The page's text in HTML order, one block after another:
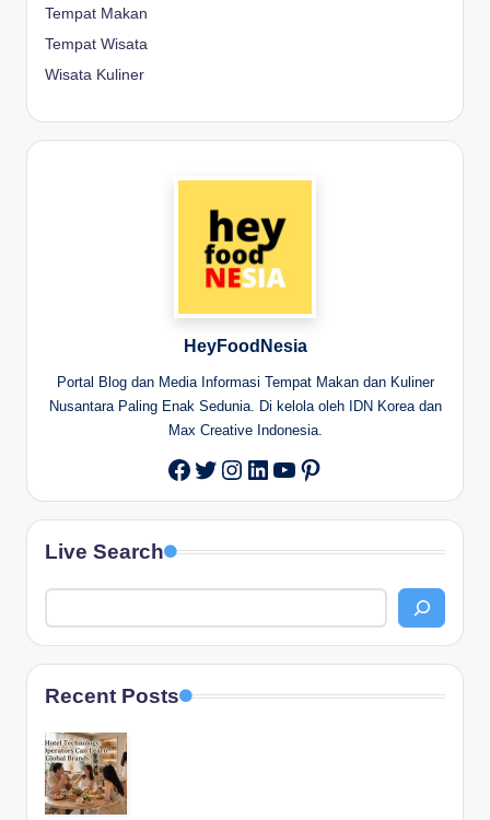
Tempat Makan
Tempat Wisata
Wisata Kuliner
HeyFoodNesia
Portal Blog dan Media Informasi Tempat Makan dan Kuliner
Nusantara Paling Enak Sedunia. Di kelola oleh IDN Korea dan
Max Creative Indonesia.
Facebook
Twitter
Instagram
LinkedIn
YouTube
Pinterest
Live Search
Recent Posts